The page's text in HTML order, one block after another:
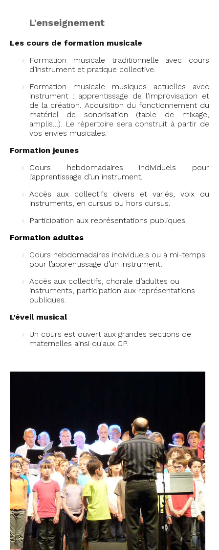
L'enseignement
Les cours de formation musicale
Formation musicale traditionnelle avec cours
d’instrument et pratique collective.
Formation musicale musiques actuelles avec
instrument : apprentissage de l'improvisation et
de la création. Acquisition du fonctionnement du
matériel de sonorisation (table de mixage,
amplis…). Le répertoire sera construit à partir de
vos envies musicales.
Formation jeunes
Cours hebdomadaires individuels pour
l’apprentissage d’un instrument.
Accès aux collectifs divers et variés, voix ou
instruments, en cursus ou hors cursus.
Participation aux représentations publiques.
Formation adultes
Cours hebdomadaires individuels ou à mi-temps
pour l’apprentissage d’un instrument.
Accès aux collectifs, chorale d’adultes ou
instruments, participation aux représentations
publiques.
L'éveil musical
Un cours est ouvert aux grandes sections de
maternelles ainsi qu'aux CP.